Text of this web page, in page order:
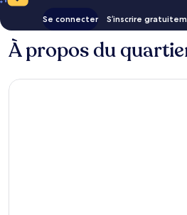
Se connecter S’inscrire
À propos du